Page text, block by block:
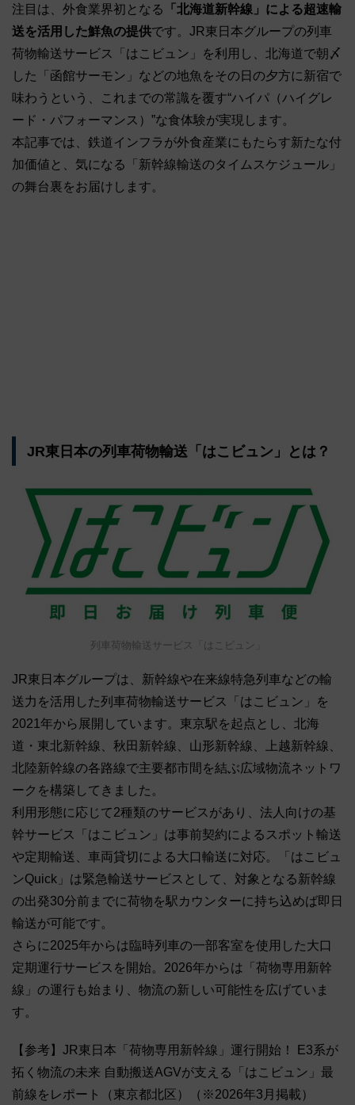
注目は、外食業界初となる
「北海道新幹線」による超速輸
送を活用した鮮魚の提供です。JR東日本グループの列車
荷物輸送サービス「はこビュン」を利用し、北海道で朝〆
した「函館サーモン」などの地魚をその日の夕方に新宿で
味わうという、これまでの常識を覆す“ハイパ（ハイグレ
ード・パフォーマンス）”な食体験が実現します。
本記事では、鉄道インフラが外食産業にもたらす新たな付
加価値と、気になる「新幹線輸送のタイムスケジュール」
の舞台裏をお届けします。
JR東日本の列車荷物輸送「はこビュン」とは？
列車荷物輸送サービス「はこビュン」
JR東日本グループは、新幹線や在来線特急列車などの輸
送力を活用した列車荷物輸送サービス「はこビュン」を
2021年から展開しています。東京駅を起点とし、北海
道・東北新幹線、秋田新幹線、山形新幹線、上越新幹線、
北陸新幹線の各路線で主要都市間を結ぶ広域物流ネットワ
ークを構築してきました。
利用形態に応じて2種類のサービスがあり、法人向けの基
幹サービス「はこビュン」は事前契約によるスポット輸送
や定期輸送、車両貸切による大口輸送に対応。「はこビュ
ンQuick」は緊急輸送サービスとして、対象となる新幹線
の出発30分前までに荷物を駅カウンターに持ち込めば即日
輸送が可能です。
さらに2025年からは臨時列車の一部客室を使用した大口
定期運行サービスを開始。2026年からは「荷物専用新幹
線」の運行も始まり、物流の新しい可能性を広げていま
す。
【参考】JR東日本「荷物専用新幹線」運行開始！ E3系が
拓く物流の未来 自動搬送AGVが支える「はこビュン」最
前線をレポート（東京都北区）（※2026年3月掲載）